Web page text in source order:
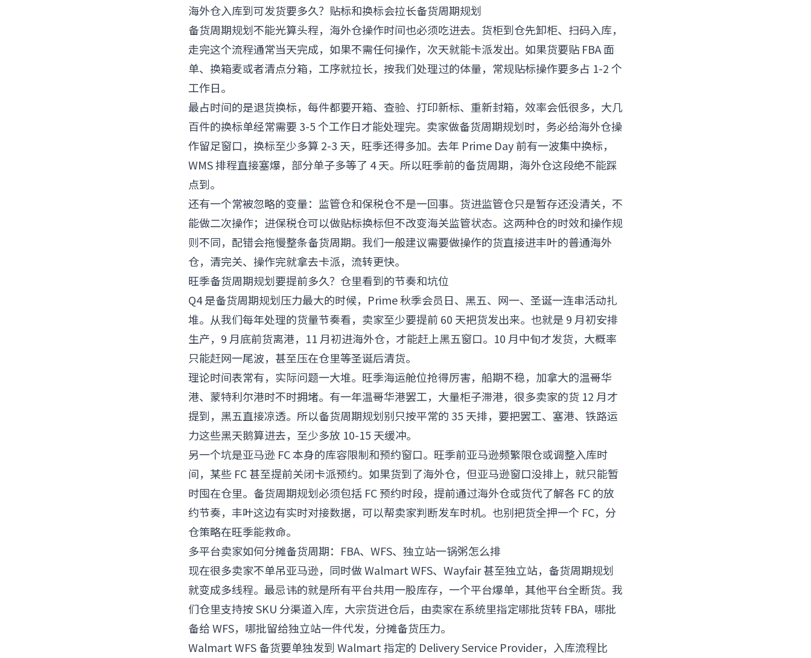
海外仓入库到可发货要多久？贴标和换标会拉长备货周期规划
备货周期规划不能光算头程，海外仓操作时间也必须吃进去。货柜到仓先卸柜、扫码入库，
走完这个流程通常当天完成，如果不需任何操作，次天就能卡派发出。如果货要贴 FBA 面
单、换箱麦或者清点分箱，工序就拉长，按我们处理过的体量，常规贴标操作要多占 1-2 个
工作日。
最占时间的是退货换标，每件都要开箱、查验、打印新标、重新封箱，效率会低很多，大几
百件的换标单经常需要 3-5 个工作日才能处理完。卖家做备货周期规划时，务必给海外仓操
作留足窗口，换标至少多算 2-3 天，旺季还得多加。去年 Prime Day 前有一波集中换标，
WMS 排程直接塞爆，部分单子多等了 4 天。所以旺季前的备货周期，海外仓这段绝不能踩
点到。
还有一个常被忽略的变量：监管仓和保税仓不是一回事。货进监管仓只是暂存还没清关，不
能做二次操作；进保税仓可以做贴标换标但不改变海关监管状态。这两种仓的时效和操作规
则不同，配错会拖慢整条备货周期。我们一般建议需要做操作的货直接进丰叶的普通海外
仓，清完关、操作完就拿去卡派，流转更快。
旺季备货周期规划要提前多久？仓里看到的节奏和坑位
Q4 是备货周期规划压力最大的时候，Prime 秋季会员日、黑五、网一、圣诞一连串活动扎
堆。从我们每年处理的货量节奏看，卖家至少要提前 60 天把货发出来。也就是 9 月初安排
生产，9 月底前货离港，11 月初进海外仓，才能赶上黑五窗口。10 月中旬才发货，大概率
只能赶网一尾波，甚至压在仓里等圣诞后清货。
理论时间表常有，实际问题一大堆。旺季海运舱位抢得厉害，船期不稳，加拿大的温哥华
港、蒙特利尔港时不时拥堵。有一年温哥华港罢工，大量柜子滞港，很多卖家的货 12 月才
提到，黑五直接凉透。所以备货周期规划别只按平常的 35 天排，要把罢工、塞港、铁路运
力这些黑天鹅算进去，至少多放 10-15 天缓冲。
另一个坑是亚马逊 FC 本身的库容限制和预约窗口。旺季前亚马逊频繁限仓或调整入库时
间，某些 FC 甚至提前关闭卡派预约。如果货到了海外仓，但亚马逊窗口没排上，就只能暂
时囤在仓里。备货周期规划必须包括 FC 预约时段，提前通过海外仓或货代了解各 FC 的放
约节奏，丰叶这边有实时对接数据，可以帮卖家判断发车时机。也别把货全押一个 FC，分
仓策略在旺季能救命。
多平台卖家如何分摊备货周期：FBA、WFS、独立站一锅粥怎么排
现在很多卖家不单吊亚马逊，同时做 Walmart WFS、Wayfair 甚至独立站，备货周期规划
就变成多线程。最忌讳的就是所有平台共用一股库存，一个平台爆单，其他平台全断货。我
们仓里支持按 SKU 分渠道入库，大宗货进仓后，由卖家在系统里指定哪批货转 FBA，哪批
备给 WFS，哪批留给独立站一件代发，分摊备货压力。
Walmart WFS 备货要单独发到 Walmart 指定的 Delivery Service Provider，入库流程比